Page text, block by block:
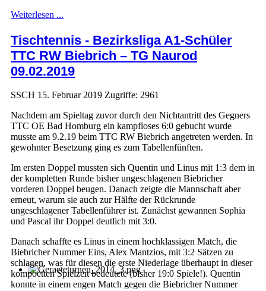
Weiterlesen ...
Tischtennis - Bezirksliga A1-Schüler
TTC RW Biebrich – TG Naurod
09.02.2019
SSCH 15. Februar 2019 Zugriffe: 2961
Nachdem am Spieltag zuvor durch den Nichtantritt des Gegners
TTC OE Bad Homburg ein kampfloses 6:0 gebucht wurde
musste am 9.2.19 beim TTC RW Biebrich angetreten werden. In
gewohnter Besetzung ging es zum Tabellenfünften.
Im ersten Doppel mussten sich Quentin und Linus mit 1:3 dem in
der kompletten Runde bisher ungeschlagenen Biebricher
vorderen Doppel beugen. Danach zeigte die Mannschaft aber
erneut, warum sie auch zur Hälfte der Rückrunde
ungeschlagener Tabellenführer ist. Zunächst gewannen Sophia
und Pascal ihr Doppel deutlich mit 3:0.
Danach schaffte es Linus in einem hochklassigen Match, die
Biebricher Nummer Eins, Alex Mantzios, mit 3:2 Sätzen zu
schlagen, was für diesen die erste Niederlage überhaupt in dieser
kompöetten Spielzeit bedeutete (bisher 19:0 Spiele!). Quentin
konnte in einem engen Match gegen die Biebricher Nummer